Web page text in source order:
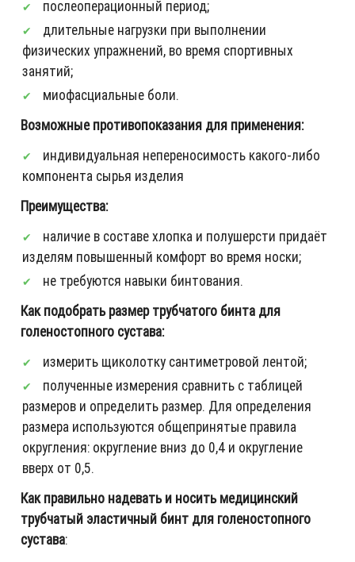
послеоперационный период;
длительные нагрузки при выполнении
физических упражнений, во время спортивных
занятий;
миофасциальные боли.
Возможные противопоказания для применения:
индивидуальная непереносимость какого-либо
компонента сырья изделия
Преимущества:
наличие в составе хлопка и полушерсти придаёт
изделям повышенный комфорт во время носки;
не требуются навыки бинтования.
Как подобрать размертрубчатого бинта для
голеностопного сустава:
измерить щиколотку сантиметровой лентой;
полученные измерения сравнить с таблицей
размеров и определить размер. Для определения
размера используются общепринятые правила
округления: округление вниз до 0,4 и округление
вверх от 0,5.
Как правильно надевать и носить медицинский
трубчатый эластичный бинт для голеностопного
сустава: